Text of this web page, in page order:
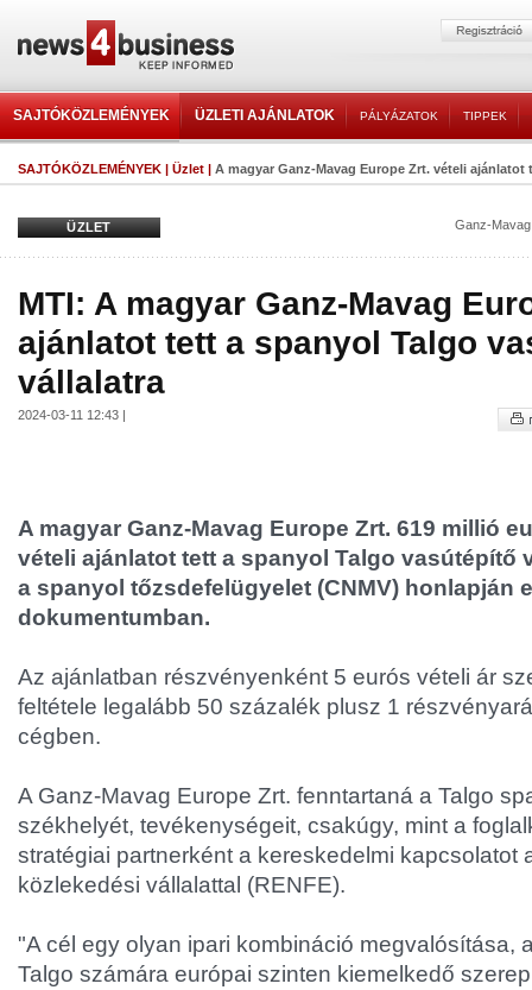
SAJTÓKÖZLEMÉNYEK ÜZLETI AJÁNLATOK PÁLYÁZATOK TIPPEK
SAJTÓKÖZLEMÉNYEK | Üzlet | A magyar Ganz-Mavag Europe Zrt. vételi ajánlatot
ÜZLET Ganz-
MTI: A magyar Ganz-Mavag
ajánlatot tett a spanyol Talgo
vállalatra
2024-03-11 12:43 |
A magyar Ganz-Mavag Europe Zrt. 619 millió
vételi ajánlatot tett a spanyol Talgo vasútépítő
a spanyol tőzsdefelügyelet (CNMV) honlapján
dokumentumban.
Az ajánlatban részvényenként 5 eurós vételi ár
feltétele legalább 50 százalék plusz 1
cégben.
A Ganz-Mavag Europe Zrt. fenntartaná a Talgo
székhelyét, tevékenységeit, csakúgy, mint a
stratégiai partnerként a kereskedelmi kapcsolatot
közlekedési vállalattal (RENFE).
"A cél egy olyan ipari kombináció megvalósítása,
Talgo számára európai szinten kiemelkedő